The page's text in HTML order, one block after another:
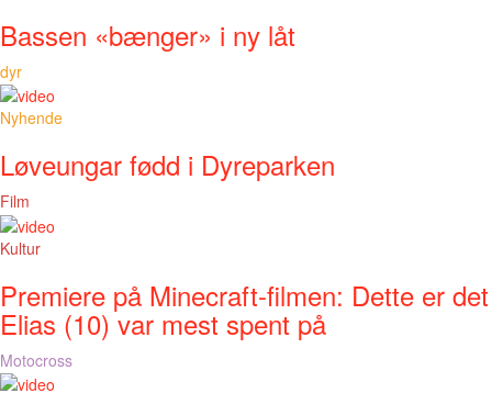
Bassen «bænger» i ny låt
dyr
Nyhende
Løveungar fødd i Dyreparken
Film
Kultur
Premiere på Minecraft-filmen: Dette er det
Elias (10) var mest spent på
Motocross